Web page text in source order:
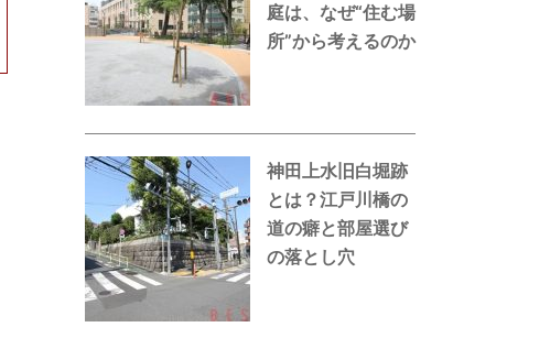
庭は、なぜ“住む場
所”から考えるのか
神田上水旧白堀跡
とは？江戸川橋の
道の癖と部屋選び
の落とし穴